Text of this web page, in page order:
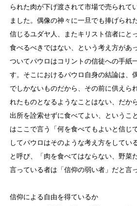
られた肉が下げ渡されて市場で売られて
ました。偶像の神々に一旦でも捧げられ
信じるユダヤ人、またキリスト信者にと
食べるべきではない、という考え方があ
ついてパウロはコリントの信徒への手紙
す。そこにおけるパウロ自身の結論は、
でしかないものだから、その前に供えら
れたものとなるようなことはない、だか
出所を詮索せずに食べてよい、というこ
はここで言う「何を食べてもよいと信じ
してパウロはそのような考え方をしてい
と呼び、「肉を食べてはならない、野菜
言っている者は「信仰の弱い者」だと言
信仰による自由を得ているか